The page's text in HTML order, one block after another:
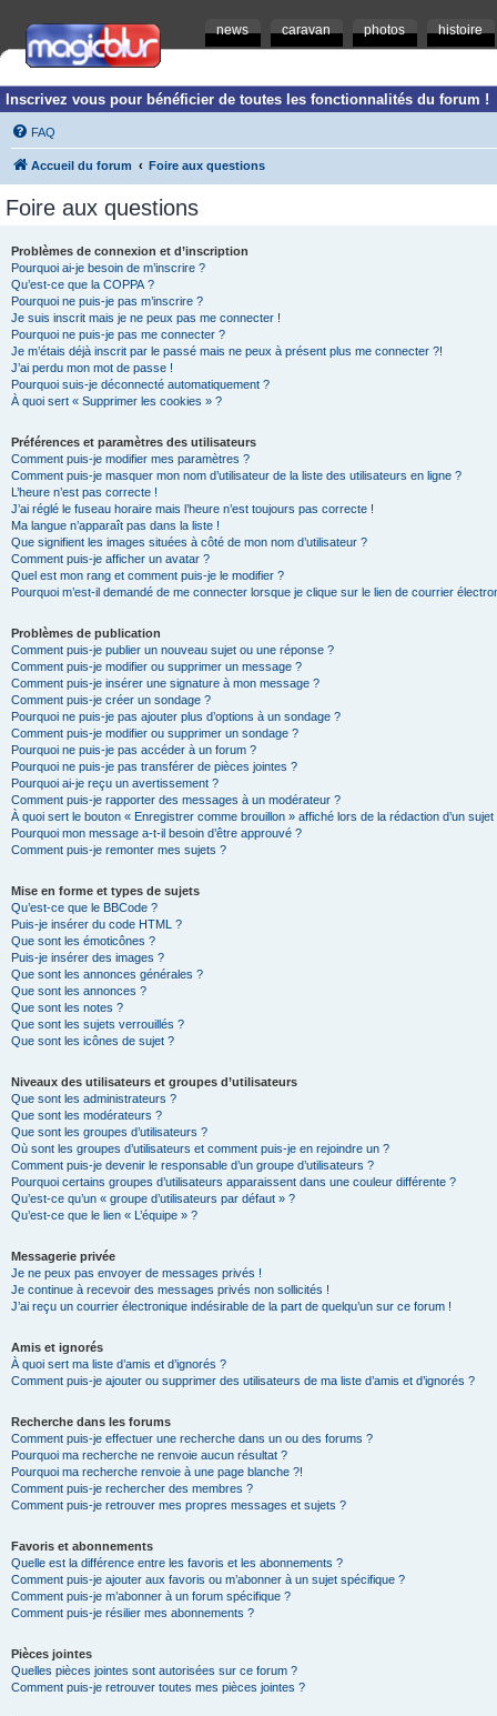
news caravan photos histoire
Inscrivez vous pour bénéficier de toutes les fonctionnalités du forum !
FAQ
Accueil du forum Foire aux questions
Foire aux questions
Problèmes de connexion et d’inscription
Pourquoi ai-je besoin de m’inscrire ?
Qu’est-ce que la COPPA ?
Pourquoi ne puis-je pas m’inscrire ?
Je suis inscrit mais je ne peux pas me connecter !
Pourquoi ne puis-je pas me connecter ?
Je m’étais déjà inscrit par le passé mais ne peux à présent plus me connecter ?!
J’ai perdu mon mot de passe !
Pourquoi suis-je déconnecté automatiquement ?
À quoi sert « Supprimer les cookies » ?
Préférences et paramètres des utilisateurs
Comment puis-je modifier mes paramètres ?
Comment puis-je masquer mon nom d’utilisateur de la liste des utilisateurs en ligne ?
L’heure n’est pas correcte !
J’ai réglé le fuseau horaire mais l’heure n’est toujours pas correcte !
Ma langue n’apparaît pas dans la liste !
Que signifient les images situées à côté de mon nom d’utilisateur ?
Comment puis-je afficher un avatar ?
Quel est mon rang et comment puis-je le modifier ?
Pourquoi m’est-il demandé de me connecter lorsque je clique sur le lien de courrier
Problèmes de publication
Comment puis-je publier un nouveau sujet ou une réponse ?
Comment puis-je modifier ou supprimer un message ?
Comment puis-je insérer une signature à mon message ?
Comment puis-je créer un sondage ?
Pourquoi ne puis-je pas ajouter plus d’options à un sondage ?
Comment puis-je modifier ou supprimer un sondage ?
Pourquoi ne puis-je pas accéder à un forum ?
Pourquoi ne puis-je pas transférer de pièces jointes ?
Pourquoi ai-je reçu un avertissement ?
Comment puis-je rapporter des messages à un modérateur ?
À quoi sert le bouton « Enregistrer comme brouillon » affiché lors de la rédaction d’un sujet
Pourquoi mon message a-t-il besoin d’être approuvé ?
Comment puis-je remonter mes sujets ?
Mise en forme et types de sujets
Qu’est-ce que le BBCode ?
Puis-je insérer du code HTML ?
Que sont les émoticônes ?
Puis-je insérer des images ?
Que sont les annonces générales ?
Que sont les annonces ?
Que sont les notes ?
Que sont les sujets verrouillés ?
Que sont les icônes de sujet ?
Niveaux des utilisateurs et groupes d’utilisateurs
Que sont les administrateurs ?
Que sont les modérateurs ?
Que sont les groupes d’utilisateurs ?
Où sont les groupes d’utilisateurs et comment puis-je en rejoindre un ?
Comment puis-je devenir le responsable d’un groupe d’utilisateurs ?
Pourquoi certains groupes d’utilisateurs apparaissent dans une couleur différente ?
Qu’est-ce qu’un « groupe d’utilisateurs par défaut » ?
Qu’est-ce que le lien « L’équipe » ?
Messagerie privée
Je ne peux pas envoyer de messages privés !
Je continue à recevoir des messages privés non sollicités !
J’ai reçu un courrier électronique indésirable de la part de quelqu’un sur ce forum !
Amis et ignorés
À quoi sert ma liste d’amis et d’ignorés ?
Comment puis-je ajouter ou supprimer des utilisateurs de ma liste d’amis et d’ignorés ?
Recherche dans les forums
Comment puis-je effectuer une recherche dans un ou des forums ?
Pourquoi ma recherche ne renvoie aucun résultat ?
Pourquoi ma recherche renvoie à une page blanche ?!
Comment puis-je rechercher des membres ?
Comment puis-je retrouver mes propres messages et sujets ?
Favoris et abonnements
Quelle est la différence entre les favoris et les abonnements ?
Comment puis-je ajouter aux favoris ou m’abonner à un sujet spécifique ?
Comment puis-je m’abonner à un forum spécifique ?
Comment puis-je résilier mes abonnements ?
Pièces jointes
Quelles pièces jointes sont autorisées sur ce forum ?
Comment puis-je retrouver toutes mes pièces jointes ?